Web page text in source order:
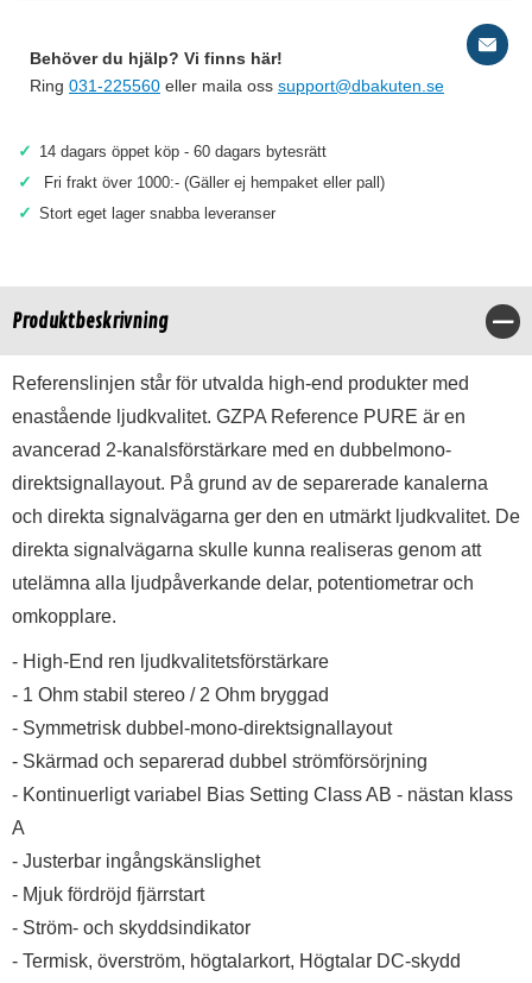
Behöver du hjälp? Vi finns här!
Ring 031-225560 eller maila oss support@dbakuten.se
✓ 14 dagars öppet köp - 60 dagars bytesrätt
✓ Fri frakt över 1000:- (Gäller ej hempaket eller pall)
✓ Stort eget lager snabba leveranser
Produktbeskrivning
Referenslinjen står för utvalda high-end produkter med
enastående ljudkvalitet. GZPA Reference PURE är en
avancerad 2-kanalsförstärkare med en dubbelmono-
direktsignallayout. På grund av de separerade kanalerna
och direkta signalvägarna ger den en utmärkt ljudkvalitet. De
direkta signalvägarna skulle kunna realiseras genom att
utelämna alla ljudpåverkande delar, potentiometrar och
omkopplare.
- High-End ren ljudkvalitetsförstärkare
- 1 Ohm stabil stereo / 2 Ohm bryggad
- Symmetrisk dubbel-mono-direktsignallayout
- Skärmad och separerad dubbel strömförsörjning
- Kontinuerligt variabel Bias Setting Class AB - nästan klass
A
- Justerbar ingångskänslighet
- Mjuk fördröjd fjärrstart
- Ström- och skyddsindikator
- Termisk, överström, högtalarkort, Högtalar DC-skydd